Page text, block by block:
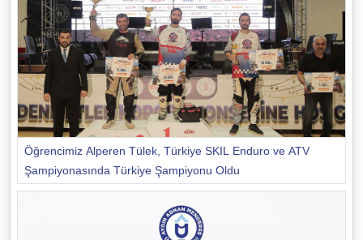
Öğrencimiz Alperen Tülek, Türkiye SKIL Enduro ve ATV
Şampiyonasında Türkiye Şampiyonu Oldu